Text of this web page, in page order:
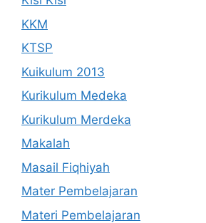
KKM
KTSP
Kuikulum 2013
Kurikulum Medeka
Kurikulum Merdeka
Makalah
Masail Fiqhiyah
Mater Pembelajaran
Materi Pembelajaran